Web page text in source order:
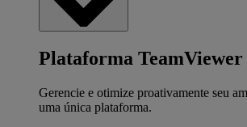
Plataforma
Gerencie e otimize proativamente seu
uma única plataforma.